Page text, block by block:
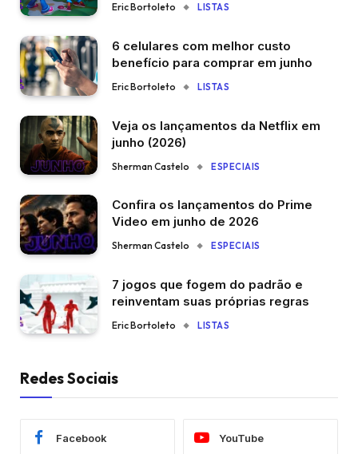
Eric Bortoleto LISTAS
6 celulares com melhor custo
benefício para comprar em junho
Eric Bortoleto LISTAS
Veja os lançamentos da Netflix em
junho (2026)
Sherman Castelo ESPECIAIS
Confira os lançamentos do Prime
Video em junho de 2026
Sherman Castelo ESPECIAIS
7 jogos que fogem do padrão e
reinventam suas próprias regras
Eric Bortoleto LISTAS
Redes Sociais
Facebook YouTube